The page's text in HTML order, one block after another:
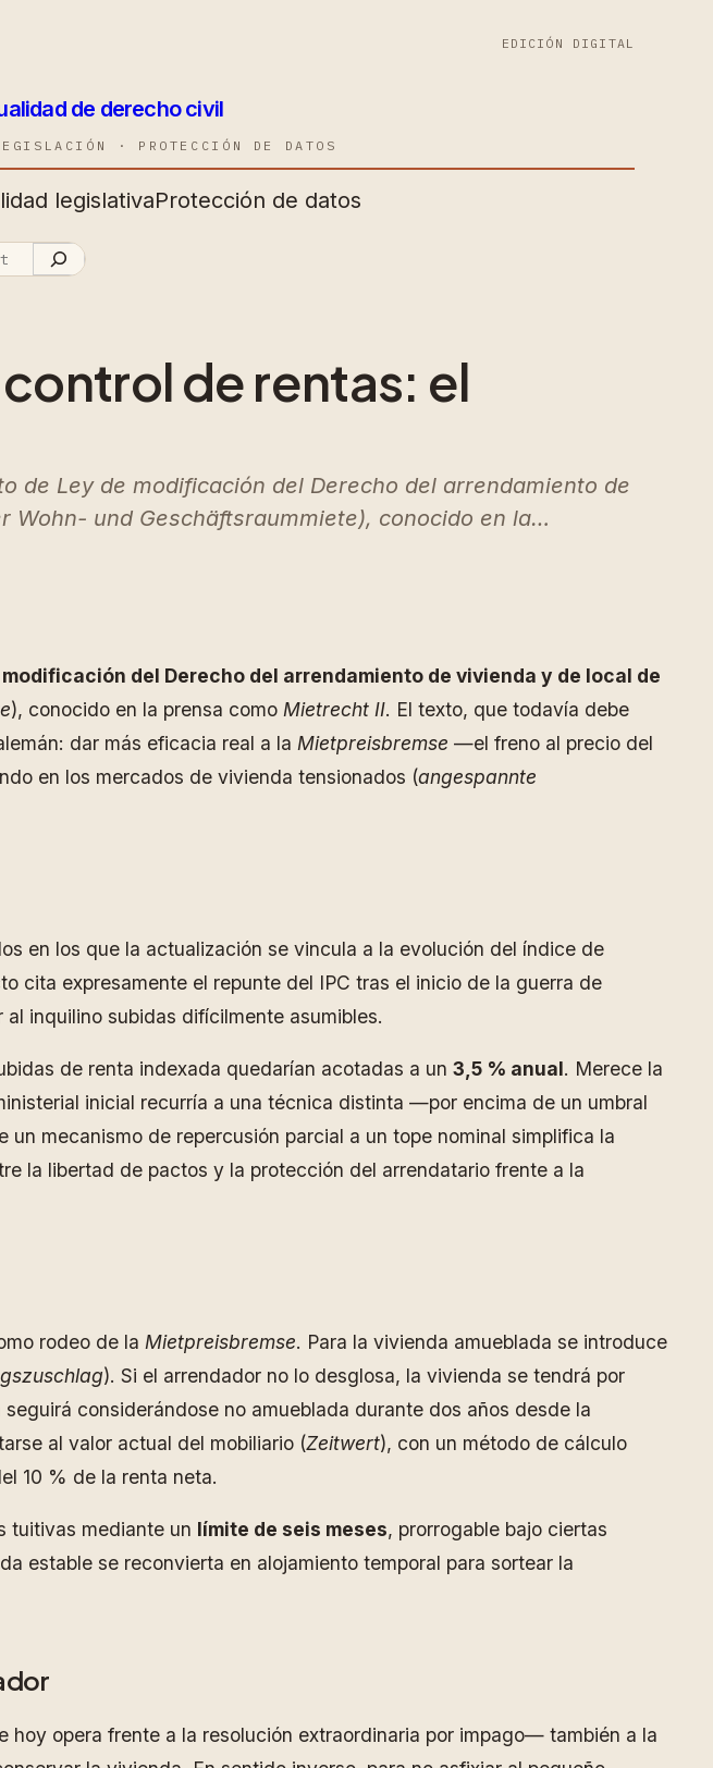
EDICIÓN DIGITAL
de derecho civil
· PROTECCIÓN DE DATOS
legislativaProtección de datos
de rentas: el
de Ley de modificación del Derecho del arrendamiento de
Wohn- und Geschäftsraummiete), conocido en la…
modificación del Derecho del arrendamiento de vivienda y de local de
), conocido en la prensa como Mietrecht II. El texto, que todavía debe
dar más eficacia real a la Mietpreisbremse —el freno al precio del
en los mercados de vivienda tensionados (angespannte
en los que la actualización se vincula a la evolución del índice de
cita expresamente el repunte del IPC tras el inicio de la guerra de
inquilino subidas difícilmente asumibles.
de renta indexada quedarían acotadas a un 3,5 % anual. Merece la
inicial recurría a una técnica distinta —por encima de un umbral
mecanismo de repercusión parcial a un tope nominal simplifica la
la libertad de pactos y la protección del arrendatario frente a la
rodeo de la Mietpreisbremse. Para la vivienda amueblada se introduce
). Si el arrendador no lo desglosa, la vivienda se tendrá por
considerándose no amueblada durante dos años desde la
al valor actual del mobiliario (Zeitwert), con un método de cálculo
10 % de la renta neta.
tuitivas mediante un límite de seis meses, prorrogable bajo ciertas
estable se reconvierta en alojamiento temporal para sortear la
opera frente a la resolución extraordinaria por impago— también a la